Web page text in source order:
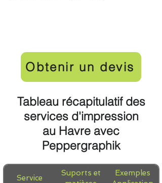
Obtenir un devis
Tableau récapitulatif des
services d'impression
au Havre avec
Peppergraphik
Service
Suports et
Exemples